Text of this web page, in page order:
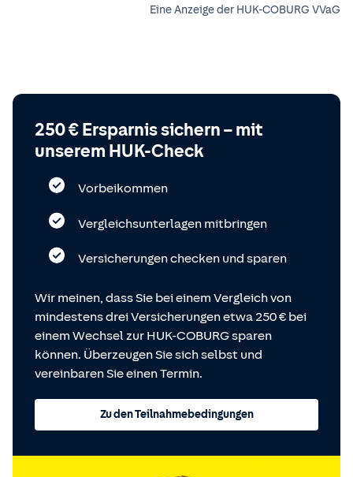
Eine Anzeige der HUK-COBURG VVaG
250 € Ersparnis sichern – mit
unserem HUK-Check
Vorbeikommen
Vergleichsunterlagen mitbringen
Versicherungen checken und sparen
Wir meinen, dass Sie bei einem Vergleich von
mindestens drei Versicherungen etwa 250 € bei
einem Wechsel zur HUK-COBURG sparen
können. Überzeugen Sie sich selbst und
vereinbaren Sie einen Termin.
Zu den Teilnahmebedingungen